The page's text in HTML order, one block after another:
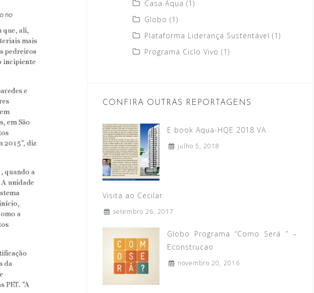
Casa Aqua (1)
Globo (1)
Plataforma Liderança Sustentável (1)
Programa Ciclo Vivo (1)
CONFIRA OUTRAS REPORTAGENS
E book Aqua-HQE 2018 VA
julho 5, 2018
Visita ao Cecilar
setembro 26, 2017
Globo Programa “Como Será ” –
Econstrucao
novembro 20, 2016